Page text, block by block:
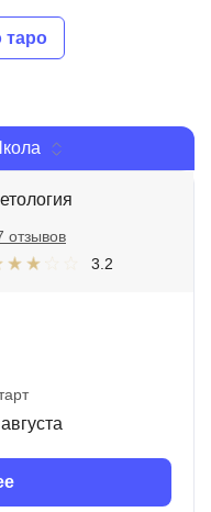
таро
3.2
отзывов